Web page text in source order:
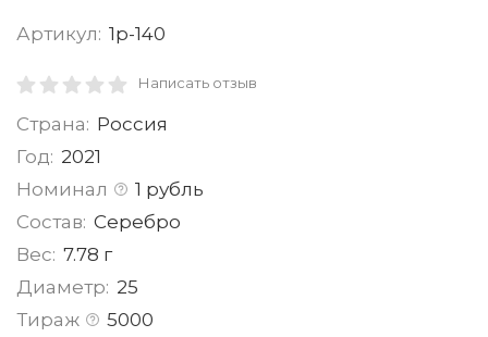
Артикул: 1р-140
Написать отзыв
Страна: Россия
Год: 2021
Номинал
1 рубль
Состав: Серебро
Вес: 7.78 г
Диаметр: 25
Тираж
5000